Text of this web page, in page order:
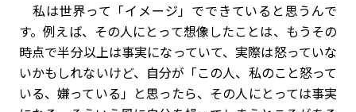
私は世界って「イメージ」でできていると思うんで
す。例えば、その人にとって想像したことは、もうその
時点で半分以上は事実になっていて、実際は怒っていな
いかもしれないけど、自分が「この人、私のこと怒って
いる、嫌っている」と思ったら、その人にとっては事実